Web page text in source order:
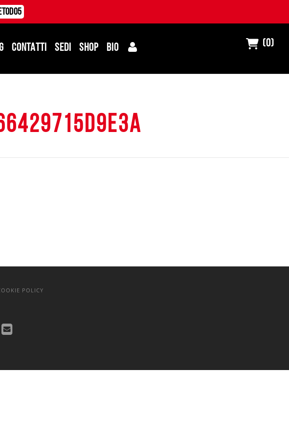
CONTATTI SEDI SHOP BIO (0)
POLICY